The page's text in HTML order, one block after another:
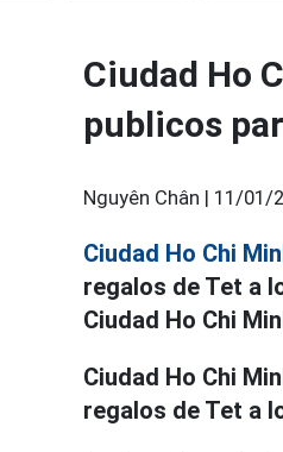
Ciudad Ho
publicos
Nguyên Chân | 11/01/
Ciudad Ho Chi
regalos de Tet a
Ciudad Ho Chi
Ciudad Ho Chi
regalos de Tet a